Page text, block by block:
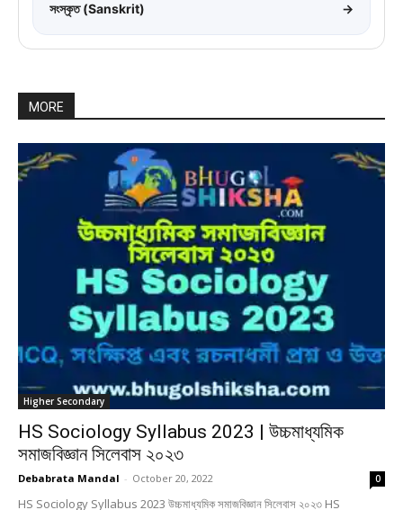
সংস্কৃত (Sanskrit) →
MORE
Higher Secondary
HS Sociology Syllabus 2023 | উচ্চমাধ্যমিক
সমাজবিজ্ঞান সিলেবাস ২০২৩
Debabrata Mandal - October 20, 2022 0
HS Sociology Syllabus 2023 উচ্চমাধ্যমিক সমাজবিজ্ঞান সিলেবাস ২০২৩ HS